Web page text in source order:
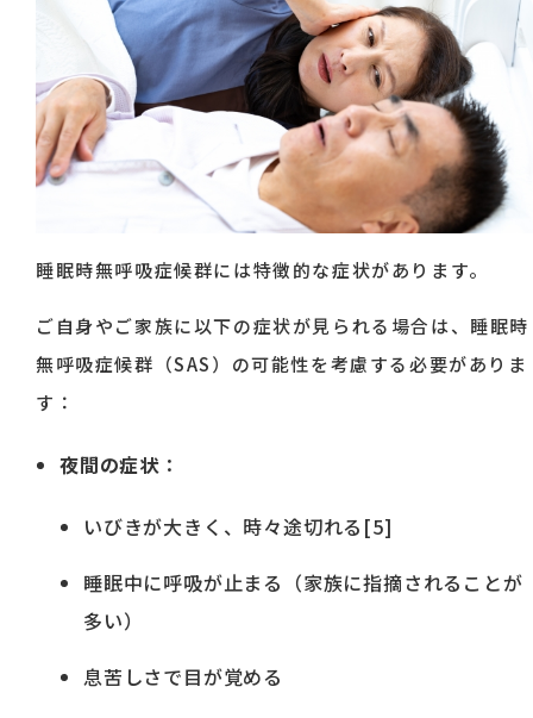
睡眠時無呼吸症候群には特徴的な症状があります。
ご自身やご家族に以下の症状が見られる場合は、睡眠時
無呼吸症候群（SAS）の可能性を考慮する必要がありま
す：
夜間の症状 ：
いびきが大きく、時々途切れる[5]
睡眠中に呼吸が止まる（家族に指摘されることが
多い）
息苦しさで目が覚める